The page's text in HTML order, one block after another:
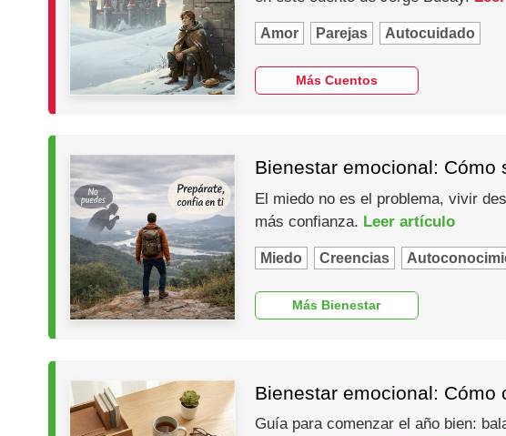
Amor Parejas Autocuidado
Más Cuentos
Bienestar emocional: Cómo
El miedo no es el problema, vivir
más confianza. Leer artículo
Miedo Creencias
Más Bienestar
Bienestar emocional: Cómo
Guía para comenzar el año bien: